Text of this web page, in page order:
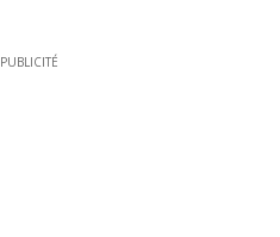
PUBLICITÉ